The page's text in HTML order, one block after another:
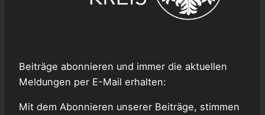
Beiträge abonnieren und immer die aktuellen
Meldungen per E-Mail erhalten:
Mit dem Abonnieren unserer Beiträge, stimmen